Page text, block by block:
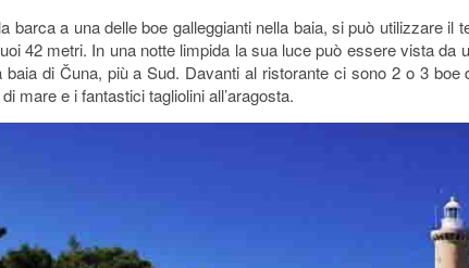
barca a una delle boe galleggianti nella baia, si può utilizzare
42 metri. In una notte limpida la sua luce può essere vista
baia di Čuna, più a Sud. Davanti al ristorante ci sono 2 o 3
mare e i fantastici tagliolini all’aragosta.